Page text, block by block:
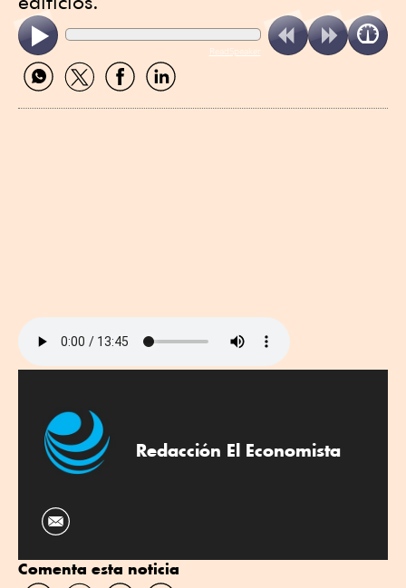
ReadSpeaker
Compartir
por
Compartir
por
Compartir
por
Compartir
por
Redacción El Economista
Comenta esta noticia